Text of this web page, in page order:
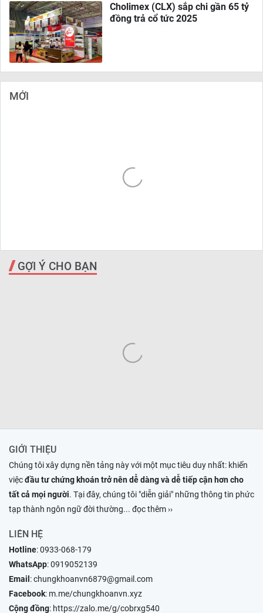
Cholimex (CLX) sắp chi gần 65 tỷ
đồng trả cổ tức 2025
MỚI
GỢI Ý CHO BẠN
GIỚI THIỆU
Chúng tôi xây dựng nền tảng này với một mục tiêu duy nhất: khiến
việcđầu tư chứng khoán trở nên dễ dàng và dễ tiếp cận hơn cho
tất cả mọi người. Tại đây, chúng tôi "diễn giải" những thông tin phức
tạp thành ngôn ngữ đời thường... đọc thêm ››
LIÊN HỆ
Hotline:0933-068-179
WhatsApp:0919052139
Email :chungkhoanvn6879@gmail.com
Facebook: m.me/chungkhoanvn.xyz
Cộng đồng: https://zalo.me/g/cobrxg540